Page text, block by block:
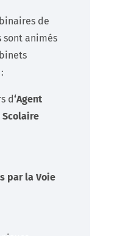
de
sont animés
d‘Agent
Scolaire
par la Voie